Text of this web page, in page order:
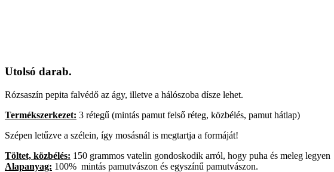
Utolsó darab.
Rózsaszín pepita falvédő az ágy, illetve a hálószoba dísze lehet.
Termékszerkezet: 3 rétegű (mintás pamut felső réteg, közbélés, pamut hátlap)
Szépen letűzve a szélein, így mosásnál is megtartja a formáját!
Töltet, közbélés: 150 grammos vatelin gondoskodik arról, hogy puha és meleg legyen
Alapanyag: 100% mintás pamutvászon és egyszínű pamutvászon.